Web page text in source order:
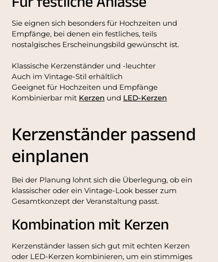
Sie eignen sich besonders für Hochzeiten und
Empfänge, bei denen ein festliches, teils
nostalgisches Erscheinungsbild gewünscht ist.
Klassische Kerzenständer und -leuchter
Auch im Vintage-Stil erhältlich
Geeignet für Hochzeiten und Empfänge
Kombinierbar mit Kerzen und LED-Kerzen
Kerzenständer passend
einplanen
Bei der Planung lohnt sich die Überlegung, ob ein
klassischer oder ein Vintage-Look besser zum
Gesamtkonzept der Veranstaltung passt.
Kombination mit Kerzen
Kerzenständer lassen sich gut mit echten Kerzen
oder LED-Kerzen kombinieren, um ein stimmiges